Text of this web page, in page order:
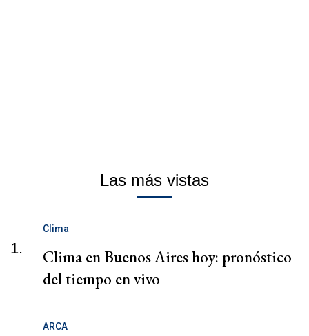
Las más vistas
1.
Clima
Clima en Buenos Aires hoy: pronóstico
del tiempo en vivo
ARCA